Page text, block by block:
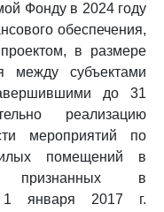
Фонду в 2024 году
обеспечения,
в размере
между субъектами
до 31
реализацию
мероприятий по
помещений в
признанных в
1 января 2017 г.